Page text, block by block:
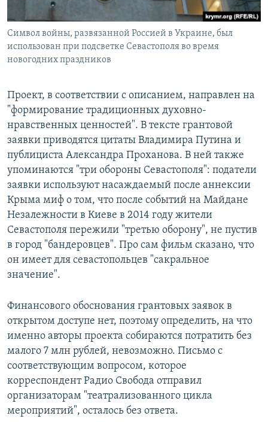
Символ войны, развязанной Россией в Украине, был
использован при подсветке Севастополя во время
новогодних праздников
Проект, в соответствии с описанием, направлен на
"формирование традиционных духовно-
нравственных ценностей". В тексте грантовой
заявки приводятся цитаты Владимира Путина и
публициста Александра Проханова. В ней также
упоминаются "три обороны Севастополя": податели
заявки используют насаждаемый после аннексии
Крыма миф о том, что после событий на Майдане
Незалежности в Киеве в 2014 году жители
Севастополя пережили "третью оборону", не пустив
в город "бандеровцев". Про сам фильм сказано, что
он имеет для севастопольцев "сакральное
значение".
Финансового обоснования грантовых заявок в
открытом доступе нет, поэтому определить, на что
именно авторы проекта собираются потратить без
малого 7 млн рублей, невозможно. Письмо с
соответствующим вопросом, которое
корреспондент Радио Свобода отправил
организаторам "театрализованного цикла
мероприятий", осталось без ответа.